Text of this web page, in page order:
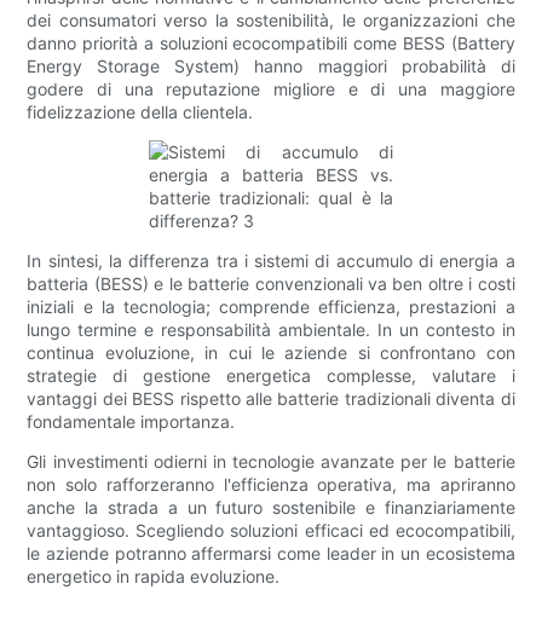
dei consumatori verso la sostenibilità, le organizzazioni che
danno priorità a soluzioni ecocompatibili come BESS (Battery
Energy Storage System) hanno maggiori probabilità di
godere di una reputazione migliore e di una maggiore
fidelizzazione della clientela.
In sintesi, la differenza tra i sistemi di accumulo di energia a
batteria (BESS) e le batterie convenzionali va ben oltre i costi
iniziali e la tecnologia; comprende efficienza, prestazioni a
lungo termine e responsabilità ambientale. In un contesto in
continua evoluzione, in cui le aziende si confrontano con
strategie di gestione energetica complesse, valutare i
vantaggi dei BESS rispetto alle batterie tradizionali diventa di
fondamentale importanza.
Gli investimenti odierni in tecnologie avanzate per le batterie
non solo rafforzeranno l'efficienza operativa, ma apriranno
anche la strada a un futuro sostenibile e finanziariamente
vantaggioso. Scegliendo soluzioni efficaci ed ecocompatibili,
le aziende potranno affermarsi come leader in un ecosistema
energetico in rapida evoluzione.